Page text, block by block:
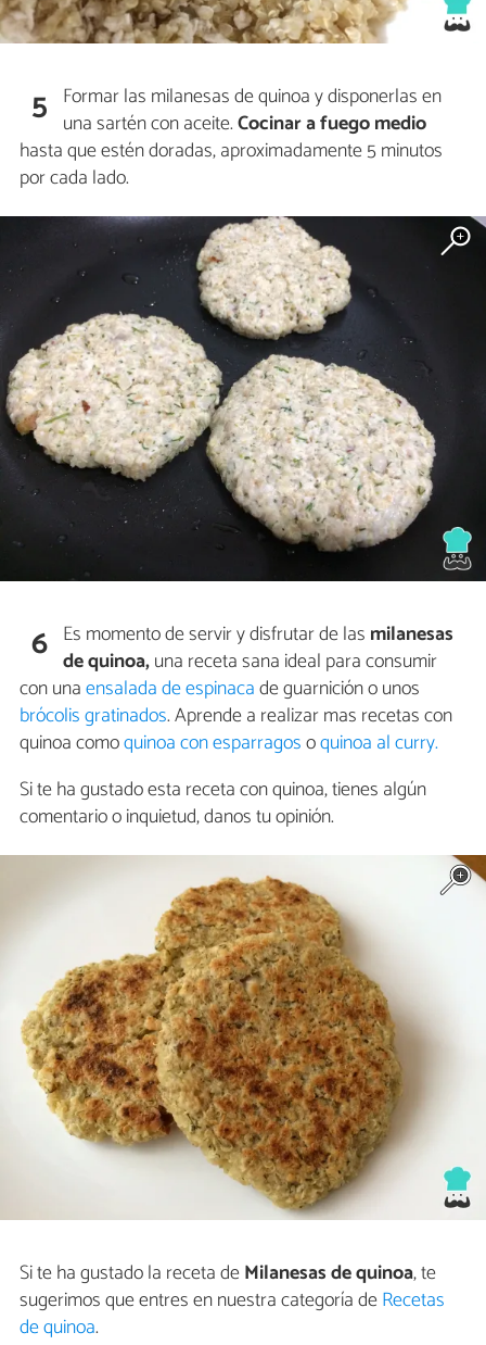
5 Formar las milanesas de quinoa y disponerlas en
una sartén con aceite.Cocinar a fuego medio
hasta que estén doradas, aproximadamente 5 minutos
por cada lado.
6 Es momento de servir y disfrutar de las milanesas
de quinoa,una receta sana ideal para consumir
con unaensalada de espinacade guarnición o unos
brócolis gratinados. Aprende a realizar mas recetas con
quinoa comoquinoa con esparragosoquinoa al curry.
Si te ha gustado esta receta con quinoa, tienes algún
comentario o inquietud, danos tu opinión.
Si te ha gustado la receta deMilanesas de quinoa, te
sugerimos que entres en nuestra categoría deRecetas
de quinoa.